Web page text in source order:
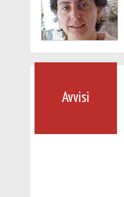
Avvisi